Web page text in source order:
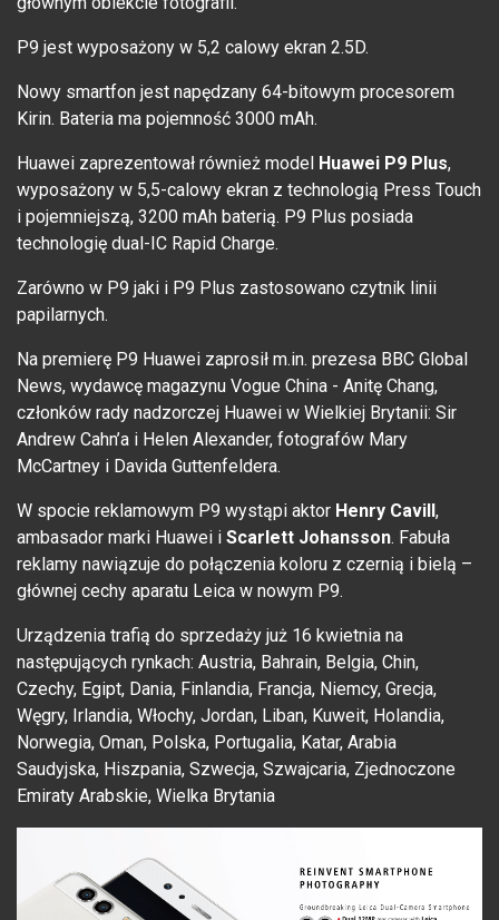
P9 jest wyposażony w 5,2 calowy ekran 2.5D.
Nowy smartfon jest napędzany 64-bitowym procesorem
Kirin. Bateria ma pojemność 3000 mAh.
Huawei zaprezentował również model Huawei P9 Plus,
wyposażony w 5,5-calowy ekran z technologią Press Touch
i pojemniejszą, 3200 mAh baterią. P9 Plus posiada
technologię dual-IC Rapid Charge.
Zarówno w P9 jaki i P9 Plus zastosowano czytnik linii
papilarnych.
Na premierę P9 Huawei zaprosił m.in. prezesa BBC Global
News, wydawcę magazynu Vogue China - Anitę Chang,
członków rady nadzorczej Huawei w Wielkiej Brytanii: Sir
Andrew Cahn’a i Helen Alexander, fotografów Mary
McCartney i Davida Guttenfeldera.
W spocie reklamowym P9 wystąpi aktor Henry Cavill ,
ambasador marki Huawei i Scarlett Johansson. Fabuła
reklamy nawiązuje do połączenia koloru z czernią i bielą –
głównej cechy aparatu Leica w nowym P9.
Urządzenia trafią do sprzedaży już 16 kwietnia na
następujących rynkach: Austria, Bahrain, Belgia, Chin,
Czechy, Egipt, Dania, Finlandia, Francja, Niemcy, Grecja,
Węgry, Irlandia, Włochy, Jordan, Liban, Kuweit, Holandia,
Norwegia, Oman, Polska, Portugalia, Katar, Arabia
Saudyjska, Hiszpania, Szwecja, Szwajcaria, Zjednoczone
Emiraty Arabskie, Wielka Brytania